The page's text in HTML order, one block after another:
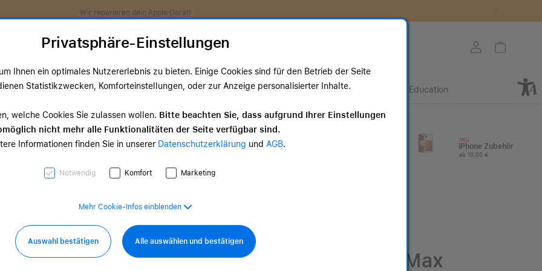
Wir reparieren dein Apple Gerät!
Mein KontoWarenkorb
TV & Home Zubehör Services Angebote Retail Education
Zubehör
Zubehör
NEU
iPhone Zubehör
ab 10,00 €
iPhone 17 Pro Max
Privatsphäre-Einstellungen
Ihnen ein optimales Nutzererlebnis zu bieten. Einige Cookies sind für den Betrieb der Seite
Statistikzwecken, Komforteinstellungen, oder zur Anzeige personalisierter Inhalte.
welche Cookies Sie zulassen wollen. Bitte beachten Sie, dass aufgrund Ihrer Einstellungen
nicht mehr alle Funktionalitäten der Seite verfügbar sind.
Informationen finden Sie in unserer Datenschutzerklärung und AGB.
Notwendig Komfort Marketing
Mehr Cookie-Infos einblenden
Auswahl bestätigen Alle auswählen und bestätigen